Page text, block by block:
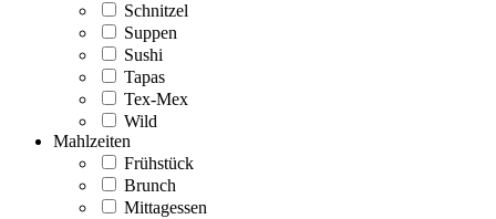
Schnitzel
Suppen
Sushi
Tapas
Tex-Mex
Wild
Mahlzeiten
Frühstück
Brunch
Mittagessen